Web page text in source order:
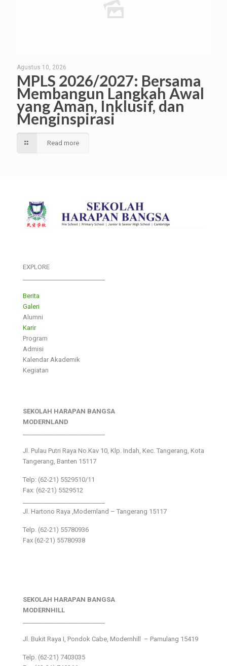
Agustus 10, 2026
MPLS 2026/2027: Bersama
Membangun Langkah Awal
yang Aman, Inklusif, dan
Menginspirasi
Read more
EXPLORE
Berita
Galeri
Alumni
Karir
Program
Admisi
Kalendar Akademik
Kegiatan
SEKOLAH HARAPAN BANGSA
MODERNLAND
Jl. Pulau Putri Raya No.Kav 10, Klp. Indah, Kec. Tangerang, Kota
Tangerang, Banten 15117
Telp: (62-21) 5529510/11
Fax: (62-21) 5529512
Jl. Hartono Raya ,Modernland – Tangerang 15117
Telp. (62-21) 55780936
Fax (62-21) 55780938
SEKOLAH HARAPAN BANGSA
MODERNHILL
Jl. Bukit Raya I, Pondok Cabe, Modernhill – Pamulang 15419
Telp. (62-21) 7403035